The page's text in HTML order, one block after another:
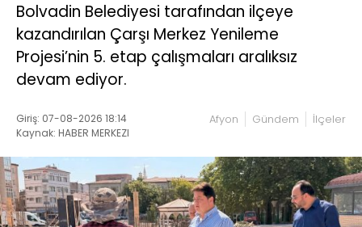
Bolvadin Belediyesi tarafından ilçeye
kazandırılan Çarşı Merkez Yenileme
Projesi’nin 5. etap çalışmaları aralıksız
devam ediyor.
Giriş: 07-08-2026 18:14
Kaynak: HABER MERKEZI
Afyon Gündem İlçeler